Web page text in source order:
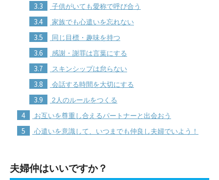
3.3 子供がいても愛称で呼び合う
3.4 家族でも心遣いを忘れない
3.5 同じ目標・趣味を持つ
3.6 感謝・謝罪は言葉にする
3.7 スキンシップは怠らない
3.8 会話する時間を大切にする
3.9 2人のルールをつくる
4 お互いを尊重し合えるパートナーと出会おう
5 心遣いを意識して、いつまでも仲良し夫婦でいよう！
夫婦仲はいいですか？